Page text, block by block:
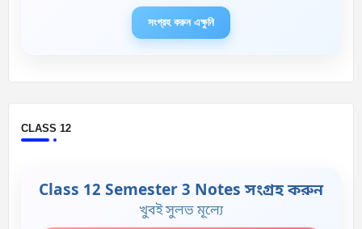
সংগ্রহ করুন এক্ষুনি
CLASS 12
Class 12 Semester 3 Notes সংগ্রহ করুন
খুবই সুলভ মূল্যে